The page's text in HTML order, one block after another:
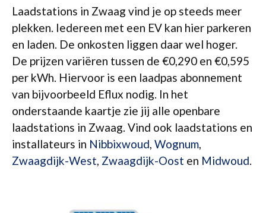
Laadstations in Zwaag vind je op steeds meer
plekken. Iedereen met een EV kan hier parkeren
en laden. De onkosten liggen daar wel hoger.
De prijzen variëren tussen de €0,290 en €0,595
per kWh. Hiervoor is een laadpas abonnement
van bijvoorbeeld Eflux nodig. In het
onderstaande kaartje zie jij alle openbare
laadstations in Zwaag. Vind ook laadstations en
installateurs in Nibbixwoud, Wognum,
Zwaagdijk-West, Zwaagdijk-Oost en Midwoud.